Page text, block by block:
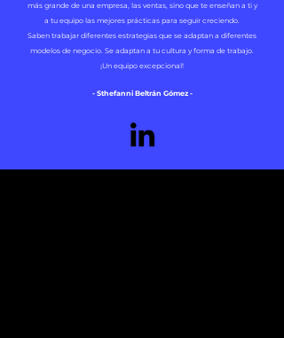
más grande de una empresa, las ventas, sino que te enseñan a ti y
a tu equipo las mejores prácticas para seguir creciendo.
Saben trabajar diferentes estrategias que se adaptan a diferentes
modelos de negocio. Se adaptan a tu cultura y forma de trabajo.
¡Un equipo excepcional!
- Sthefanni Beltrán Gómez -